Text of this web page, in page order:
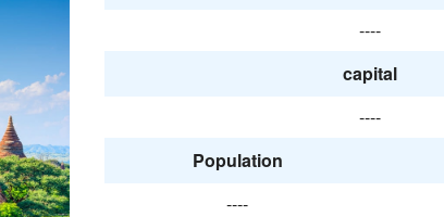
----
capital
----
Population
----